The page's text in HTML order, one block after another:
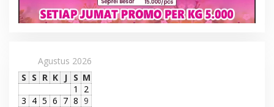
Agustus 2026
S S R K J S M
1
2
3 4 5 6 7 8 9